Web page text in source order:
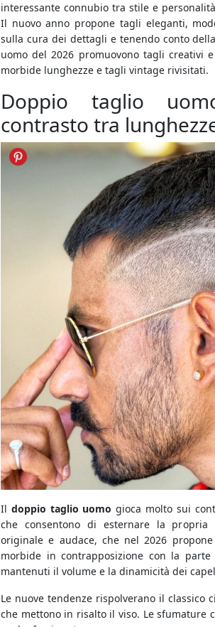
interessante connubio tra stile e
Il nuovo anno propone tagli eleganti,
sulla cura dei dettagli e tenendo conto
uomo del 2026 promuovono tagli creativi
morbide lunghezze e tagli vintage rivisitati.
Doppio taglio
contrasto tra
Il doppio taglio uomogioca molto sui
che consentono di esternare la
originale e audace, che nel 2026
morbide in contrapposizione con la
mantenuti il volume e la dinamicità dei
Le nuove tendenze rispolverano il
che mettono in risalto il viso. Le sfumature